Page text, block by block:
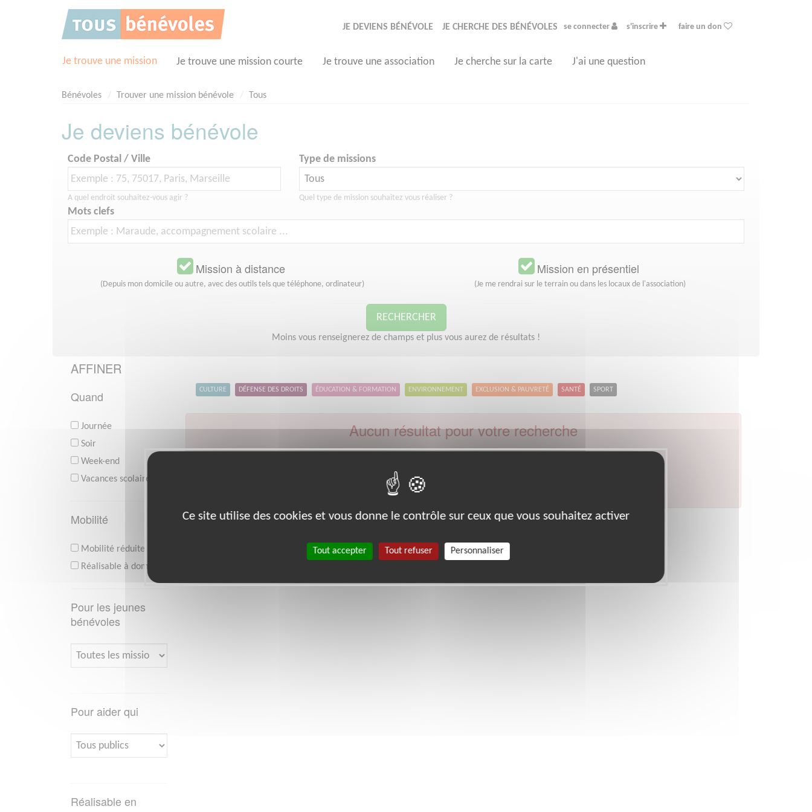
JE DEVIENS BÉNÉVOLE JE CHERCHE DES BÉNÉVOLES se connecter s'inscrire faire un don
Je trouve une mission Je trouve une mission courte Je trouve une association Je cherche sur la carte J'ai une question
Bénévoles Trouver une mission bénévole Tous
Je deviens bénévole
Code Postal / Ville
A quel endroit souhaitez-vous agir ?
Type de missions
Quel type de mission souhaitez vous réaliser ?
Mots clefs
Mission à distance
(Depuis mon domicile ou autre, avec des outils tels que téléphone, ordinateur)
Mission en présentiel
(Je me rendrai sur le terrain ou dans les locaux de l'association)
RECHERCHER
Moins vous renseignerez de champs et plus vous aurez de résultats !
AFFINER
Quand
Journée
Soir
Week-end
Vacances scolaires
Mobilité
Mobilité réduite
Réalisable à domicile
Pour les jeunes
bénévoles
Pour aider qui
Réalisable en
CULTURE DÉFENSE DES DROITS ÉDUCATION & FORMATION ENVIRONNEMENT EXCLUSION & PAUVRETÉ SANTÉ SPORT
Aucun résultat pour votre recherche
Veuillez indiquer moins de critères et/ou remplacer votre code postal par celui de votre département.
Effectuer une nouvelle recherche
Ce site utilise des cookies et vous donne le contrôle sur ceux que vous souhaitez activer
Tout accepter Tout refuser Personnaliser